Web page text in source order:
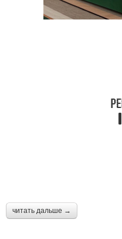
читать дальше →